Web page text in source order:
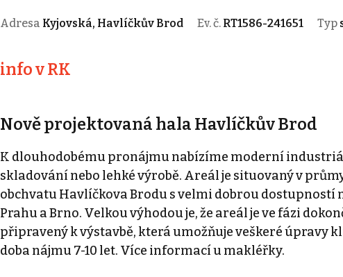
Adresa Kyjovská, Havlíčkův Brod Ev. č. RT1586-241651 Typ
info v RK
Nově projektovaná hala Havlíčkův Brod
K dlouhodobému pronájmu nabízíme moderní
skladování nebo lehké výrobě. Areál je situovaný v
obchvatu Havlíčkova Brodu s velmi dobrou dostupností
Prahu a Brno. Velkou výhodou je, že areál je ve fázi
připravený k výstavbě, která umožňuje veškeré úpravy
doba nájmu 7-10 let. Více informací u makléřky.